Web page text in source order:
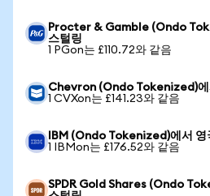
Procter & Gamble (Ondo
스털링
1 PGon는 £110.72와 같음
Chevron (Ondo Tokenized)에
1 CVXon는 £141.23와 같음
IBM (Ondo Tokenized)에서 영
1 IBMon는 £176.52와 같음
SPDR Gold Shares (Ondo